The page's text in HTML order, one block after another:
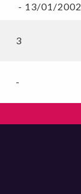
- 13/01/2002
3
-